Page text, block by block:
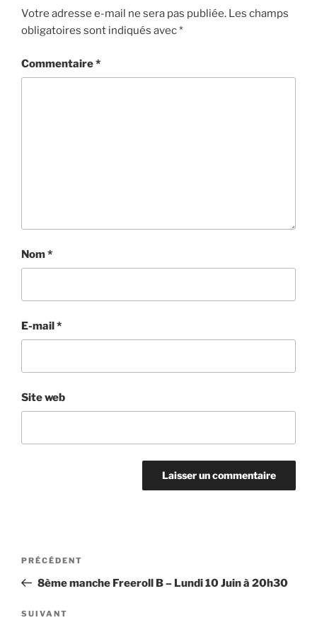
Votre adresse e-mail ne sera pas publiée. Les champs
obligatoires sont indiqués avec*
Commentaire*
Nom*
E-mail*
Site web
Navigation
l’article
Article
précédent
PRÉCÉDENT
8ème manche Freeroll B – Lundi 10 Juin à 20h30
Article
SUIVANT